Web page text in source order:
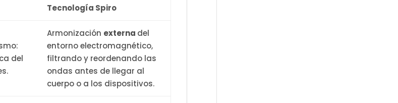
Tecnología Spiro
del
Armonización externa del
entorno electromagnético,
filtrando y reordenando las
ondas antes de llegar al
cuerpo o a los dispositivos.